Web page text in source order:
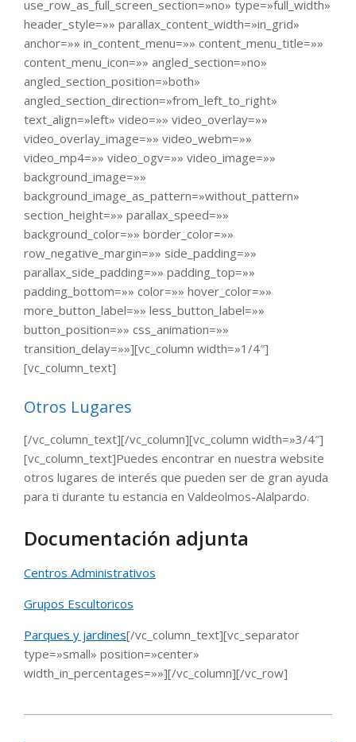
use_row_as_full_screen_section=»no» type=»full_width»
header_style=»» parallax_content_width=»in_grid»
anchor=»» in_content_menu=»» content_menu_title=»»
content_menu_icon=»» angled_section=»no»
angled_section_position=»both»
angled_section_direction=»from_left_to_right»
text_align=»left» video=»» video_overlay=»»
video_overlay_image=»» video_webm=»»
video_mp4=»» video_ogv=»» video_image=»»
background_image=»»
background_image_as_pattern=»without_pattern»
section_height=»» parallax_speed=»»
background_color=»» border_color=»»
row_negative_margin=»» side_padding=»»
parallax_side_padding=»» padding_top=»»
padding_bottom=»» color=»» hover_color=»»
more_button_label=»» less_button_label=»»
button_position=»» css_animation=»»
transition_delay=»»][vc_column width=»1/4″]
[vc_column_text]
Otros Lugares
[/vc_column_text][/vc_column][vc_column width=»3/4″]
[vc_column_text]Puedes encontrar en nuestra website
otros lugares de interés que pueden ser de gran ayuda
para ti durante tu estancia en Valdeolmos-Alalpardo.
Documentación adjunta
Centros Administrativos
Grupos Escultoricos
Parques y jardines[/vc_column_text][vc_separator
type=»small» position=»center»
width_in_percentages=»»][/vc_column][/vc_row]